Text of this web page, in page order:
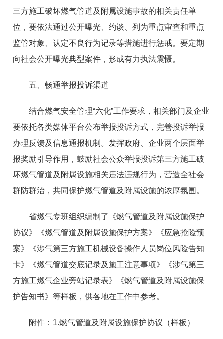
三方施工破坏燃气管道及附属设施事故的相关责任单
位，要依法通过公开曝光、约谈、列为重点审查和重点
监管对象、认定不良行为记录等措施进行惩戒。要定期
向社会公开曝光典型案件，形成有力执法震慑。
五、畅通举报投诉渠道
结合燃气安全管理“六化”工作要求，相关部门及企业
要依托各类媒体平台公布举报投诉方式，完善投诉举报
办理反馈及信息通报机制。发挥政府、企业两个层面举
报奖励引导作用，鼓励社会公众举报投诉第三方施工破
坏燃气管道及附属设施相关违法违规行为，营造全社会
群防群治，共同保护燃气管道及附属设施的浓厚氛围。
省燃气专班组织编制了《燃气管道及附属设施保护
协议》《燃气管道及附属设施保护方案》《应急抢险预
案》《涉气第三方施工机械设备操作人员岗位风险告知
卡》《燃气管道交底记录及施工注意事项》《涉气第三
方施工燃气企业旁站记录表》《燃气管道及附属设施保
护告知书》等样板，供各地在工作中参考。
附件：1.燃气管道及附属设施保护协议（样板）